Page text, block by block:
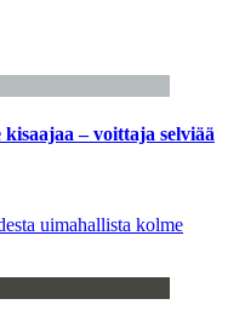
– voittaja selviää
uimahallista kolme